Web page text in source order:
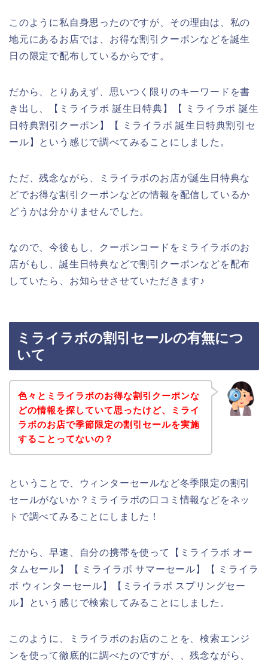
このように私自身思ったのですが、その理由は、私の
地元にあるお店では、お得な割引クーポンなどを誕生
日の限定で配布しているからです。
だから、とりあえず、思いつく限りのキーワードを書
き出し、【ミライラボ 誕生日特典】【 ミライラボ 誕生
日特典割引クーポン】【 ミライラボ 誕生日特典割引セ
ール】という感じで調べてみることにしました。
ただ、残念ながら、ミライラボのお店が誕生日特典な
どでお得な割引クーポンなどの情報を配信しているか
どうかは分かりませんでした。
なので、今後もし、クーポンコードをミライラボのお
店がもし、誕生日特典などで割引クーポンなどを配布
していたら、お知らせさせていただきます♪
ミライラボの割引セールの有無につ
いて
色々とミライラボのお得な割引クーポンな
どの情報を探していて思ったけど、ミライ
ラボのお店で季節限定の割引セールを実施
することってないの？
ということで、ウィンターセールなど冬季限定の割引
セールがないか？ミライラボの口コミ情報などをネッ
トで調べてみることにしました！
だから、早速、自分の携帯を使って【ミライラボ オー
タムセール】【 ミライラボ サマーセール】【 ミライラ
ボ ウィンターセール】【ミライラボ スプリングセー
ル】という感じで検索してみることにしました。
このように、ミライラボのお店のことを、検索エンジ
ンを使って徹底的に調べたのですが、、残念ながら、